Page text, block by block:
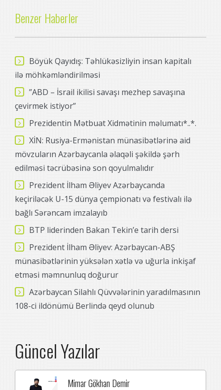
Benzer Haberler
Böyük Qayıdış: Təhlükəsizliyin insan kapitalı
ilə möhkəmləndirilməsi
”ABD – İsrail ikilisi savaşı mezhep savaşına
çevirmek istiyor”
Prezidentin Mətbuat Xidmətinin məlumatı*..*.
XİN: Rusiya-Ermənistan münasibətlərinə aid
mövzuların Azərbaycanla əlaqəli şəkildə şərh
edilməsi təcrübəsinə son qoyulmalıdır
Prezident İlham Əliyev Azərbaycanda
keçiriləcək U-15 dünya çempionatı və festivalı ilə
bağlı Sərəncam imzalayıb
BTP liderinden Bakan Tekin’e tarih dersi
Prezident İlham Əliyev: Azərbaycan-ABŞ
münasibətlərinin yüksələn xətlə və uğurla inkişaf
etməsi məmnunluq doğurur
Azərbaycan Silahlı Qüvvələrinin yaradılmasının
108-ci ildönümü Berlində qeyd olunub
Güncel Yazılar
Mimar Gökhan Demir